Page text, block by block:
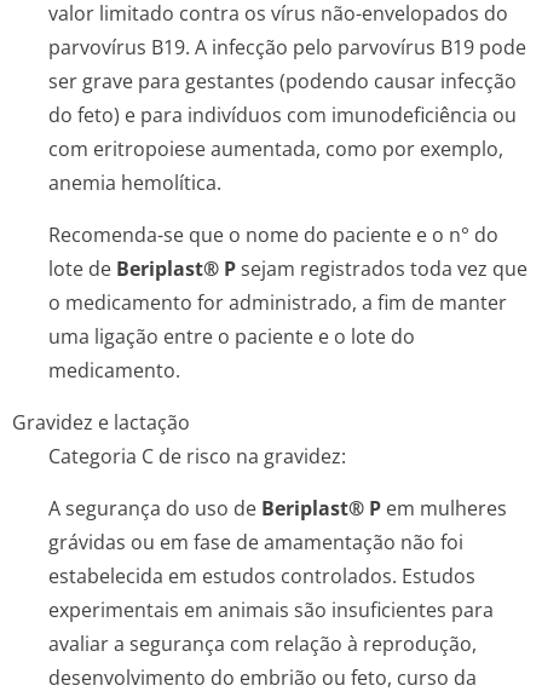
valor limitado contra os vírus não-envelopados do
parvovírus B19. A infecção pelo parvovírus B19 pode
ser grave para gestantes (podendo causar infecção
do feto) e para indivíduos com imunodeficiência ou
com eritropoiese aumentada, como por exemplo,
anemia hemolítica.
Recomenda-se que o nome do paciente e o n° do
lote de Beriplast® Psejam registrados toda vez que
o medicamento for administrado, a fim de manter
uma ligação entre o paciente e o lote do
medicamento.
Gravidez e lactação
Categoria C de risco na gravidez:
A segurança do uso de Beriplast® P em mulheres
grávidas ou em fase de amamentação não foi
estabelecida em estudos controlados. Estudos
experimentais em animais são insuficientes para
avaliar a segurança com relação à reprodução,
desenvolvimento do embrião ou feto, curso da